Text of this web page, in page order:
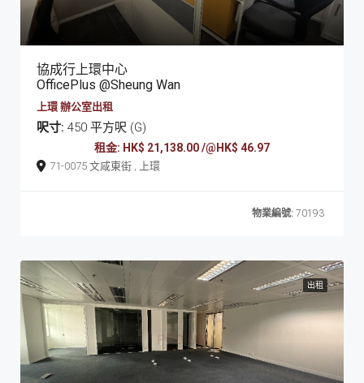
協成行上環中心
OfficePlus @Sheung Wan
上環 辦公室出租
呎寸: 450 平方呎 (G)
租金: HK$ 21,138.00 /@HK$ 46.97
71-0075 文咸東街 , 上環
物業編號: 70193
出租